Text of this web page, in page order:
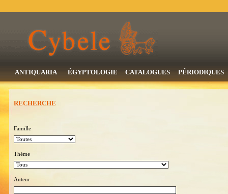
ANTIQUARIA ÉGYPTOLOGIE CATALOGUES PÉRIODIQUES
RECHERCHE
Famille
Théme
Auteur